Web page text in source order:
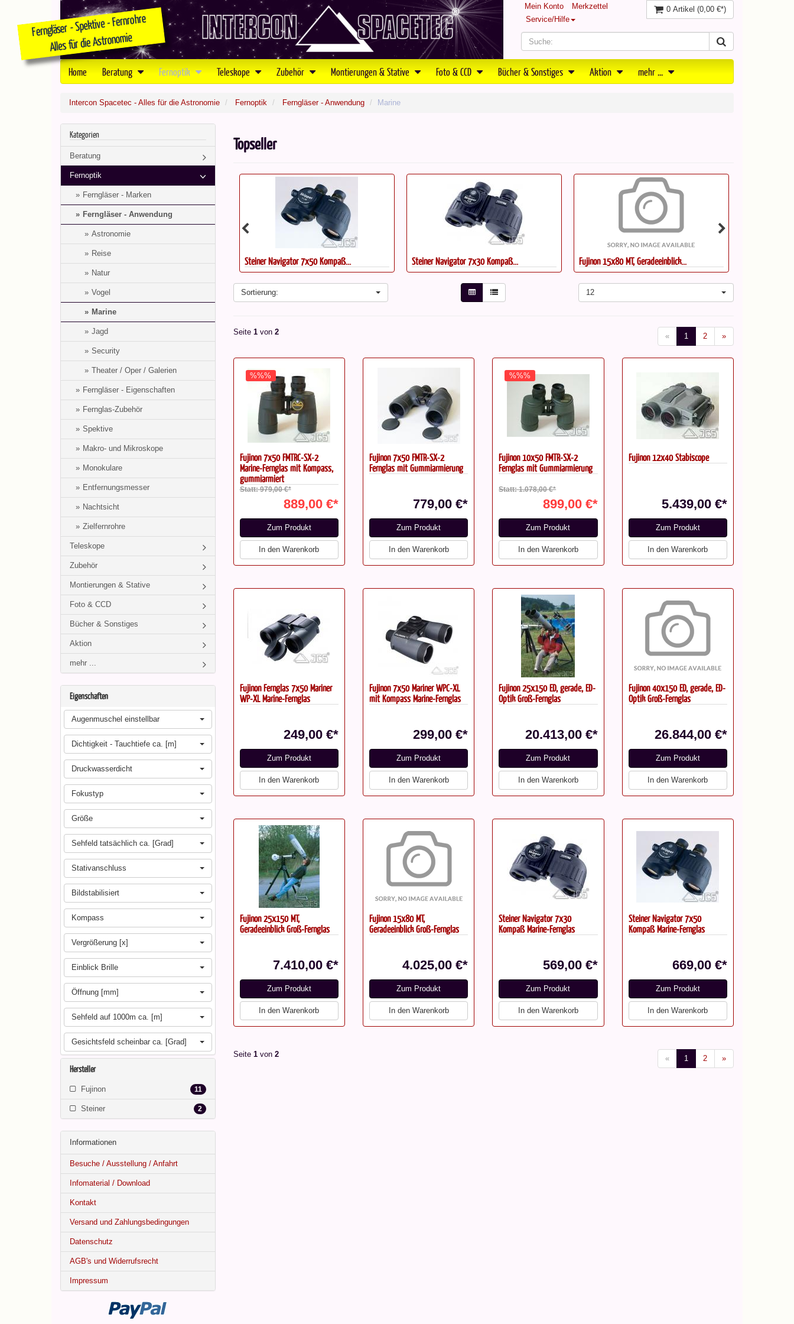
Mein Konto
Merkzettel
Service/Hilfe
0 Artikel (0,00 €*)
Home Beratung Fernoptik Teleskope Zubehör Montierungen & Stative Foto & CCD Bücher & Sonstiges Aktion mehr ...
Intercon Spacetec - Alles für die Astronomie Fernoptik Ferngläser - Anwendung Marine
Kategorien
Beratung
Fernoptik
Ferngläser - Marken
Ferngläser - Anwendung
Astronomie
Reise
Natur
Vogel
Marine
Jagd
Security
Theater / Oper / Galerien
Ferngläser - Eigenschaften
Fernglas-Zubehör
Spektive
Makro- und Mikroskope
Monokulare
Entfernungsmesser
Nachtsicht
Zielfernrohre
Teleskope
Zubehör
Montierungen & Stative
Foto & CCD
Bücher & Sonstiges
Aktion
mehr ...
Eigenschaften
Augenmuschel einstellbar
Dichtigkeit - Tauchtiefe ca. [m]
Druckwasserdicht
Fokustyp
Größe
Sehfeld tatsächlich ca. [Grad]
Stativanschluss
Bildstabilisiert
Kompass
Vergrößerung [x]
Einblick Brille
Öffnung [mm]
Sehfeld auf 1000m ca. [m]
Gesichtsfeld scheinbar ca. [Grad]
Hersteller
Fujinon 11
Steiner 2
Informationen
Besuche / Ausstellung / Anfahrt
Infomaterial / Download
Kontakt
Versand und Zahlungsbedingungen
Datenschutz
AGB's und Widerrufsrecht
Impressum
Topseller
Steiner Navigator 7x30 Kompaß... Fujinon 15x80 MT, Geradeeinblick... Fujinon TS-X 1440 Techno Stabi...
Sortierung: 12
Seite 1von 2 « 1 2 »
%%%
Fujinon 7x50 FMTRC-SX-2
Marine-Fernglas mit Kompass,
gummiarmiert
Statt: 979,00 €*
889,00 €*
Zum Produkt
In den Warenkorb
Fujinon 7x50 FMTR-SX-2
Fernglas mit Gummiarmierung
779,00 €*
Zum Produkt
In den Warenkorb
%%%
Fujinon 10x50 FMTR-SX-2
Fernglas mit Gummiarmierung
Statt: 1.078,00 €*
899,00 €*
Zum Produkt
In den Warenkorb
Fujinon 12x40 Stabiscope
5.439,00 €*
Zum Produkt
In den Warenkorb
Fujinon Fernglas 7x50 Mariner
WP-XL Marine-Fernglas
249,00 €*
Zum Produkt
In den Warenkorb
Fujinon 7x50 Mariner WPC-XL
mit Kompass Marine-Fernglas
299,00 €*
Zum Produkt
In den Warenkorb
Fujinon 25x150 ED, gerade, ED-
Optik Groß-Fernglas
20.413,00 €*
Zum Produkt
In den Warenkorb
Fujinon 40x150 ED, gerade, ED-
Optik Groß-Fernglas
26.844,00 €*
Zum Produkt
In den Warenkorb
Fujinon 25x150 MT,
Geradeeinblick Groß-Fernglas
7.410,00 €*
Zum Produkt
In den Warenkorb
Fujinon 15x80 MT,
Geradeeinblick Groß-Fernglas
4.025,00 €*
Zum Produkt
In den Warenkorb
Steiner Navigator 7x30
Kompaß Marine-Fernglas
569,00 €*
Zum Produkt
In den Warenkorb
Steiner Navigator 7x50
Kompaß Marine-Fernglas
669,00 €*
Zum Produkt
In den Warenkorb
Seite 1von 2 « 1 2 »